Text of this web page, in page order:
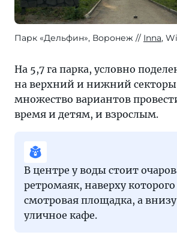
Парк «Дельфин», Воронеж Inna,
На 5,7 га парка, условно
на верхний и нижний
множество вариантов
время и детям, и взрослым.
В центре у воды стоит
ретромаяк, наверху
смотровая площадка, а внизу
уличное кафе.